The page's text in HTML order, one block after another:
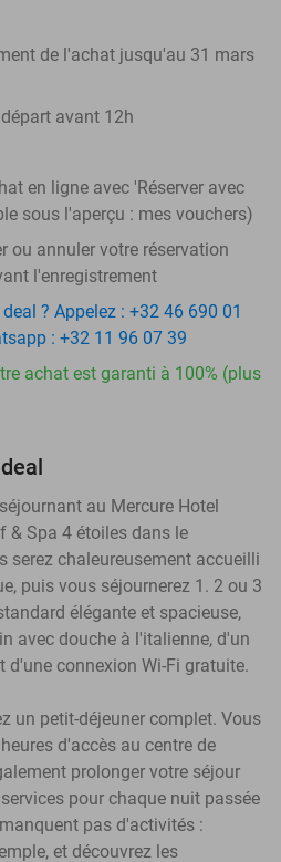
de l'achat jusqu'au 31 mars
avant 12h
en ligne avec 'Réserver avec
sous l'aperçu : mes vouchers)
ou annuler votre réservation
l'enregistrement
? Appelez : +32 46 690 01
: +32 11 96 07 39
achat est garanti à 100% (plus
au Mercure Hotel
& Spa 4 étoiles dans le
serez chaleureusement accueilli
puis vous séjournerez 1. 2 ou 3
élégante et spacieuse,
avec douche à l'italienne, d'un
d'une connexion Wi-Fi gratuite.
un petit-déjeuner complet. Vous
d'accès au centre de
prolonger votre séjour
pour chaque nuit passée
pas d'activités :
et découvrez les